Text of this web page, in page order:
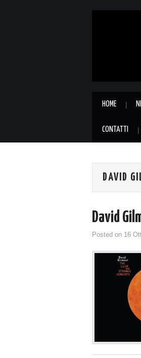
HOME
CONTATTI
DAVID
David
Posted on 16